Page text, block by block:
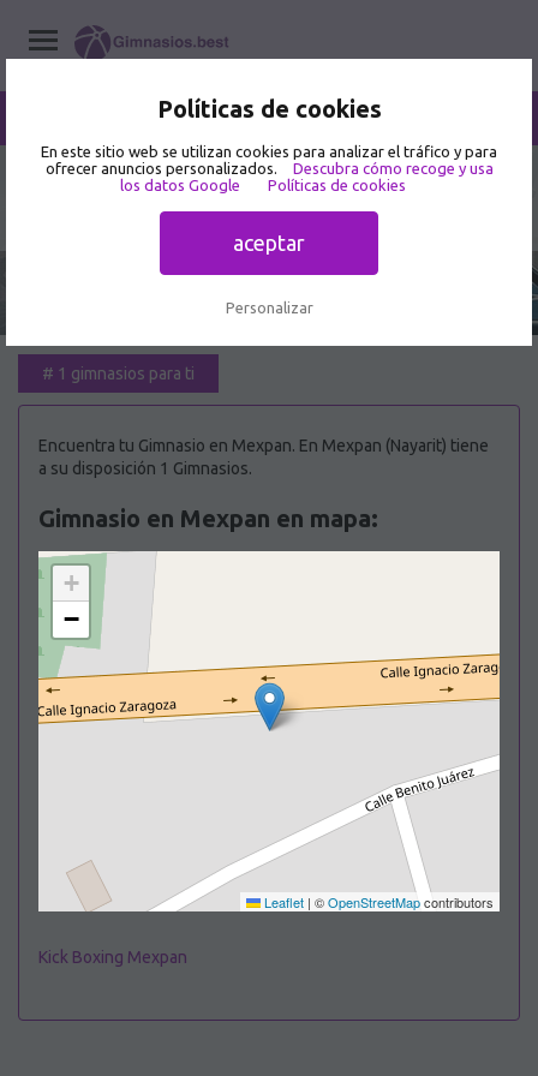
Políticas de cookies
En este sitio web se utilizan cookies para analizar el tráfico y para
ofrecer anuncios personalizados.
Descubra cómo recoge y usa
los datos Google
Políticas de cookies
aceptar
Personalizar
Nayarit /Mexpan
Mejor Gimnasio en Mexpan 🥇
# 1 gimnasios para ti
Encuentra tu Gimnasio en Mexpan. En Mexpan (Nayarit) tiene
a su disposición 1 Gimnasios.
Gimnasio en Mexpan en mapa:
+
−
Leaflet | ©OpenStreetMapcontributors
Kick Boxing Mexpan